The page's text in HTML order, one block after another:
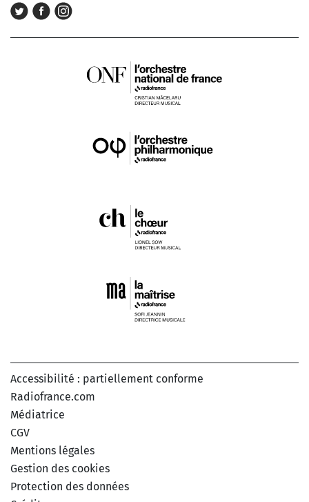
Accessibilité : partiellement conforme
Radiofrance.com
Médiatrice
CGV
Mentions légales
Gestion des cookies
Protection des données